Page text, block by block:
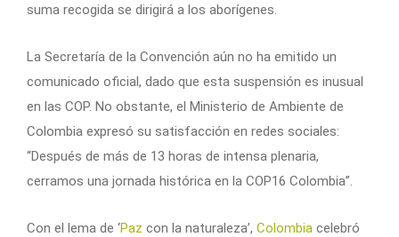
suma recogida se dirigirá a los aborígenes.
La Secretaría de la Convención aún no ha emitido un
comunicado oficial, dado que esta suspensión es inusual
en las COP. No obstante, el Ministerio de Ambiente de
Colombia expresó su satisfacción en redes sociales:
“Después de más de 13 horas de intensa plenaria,
cerramos una jornada histórica en la COP16 Colombia”.
Con el lema de ‘Paz con la naturaleza’, Colombia celebró